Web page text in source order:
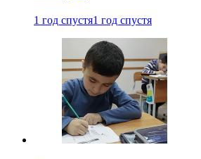
1 год спустя1 год спустя